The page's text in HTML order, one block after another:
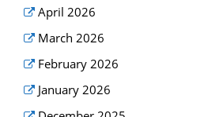
April 2026
March 2026
February 2026
January 2026